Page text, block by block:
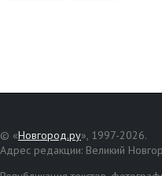
© «Новгород.ру», 1997-2026.
Адрес редакции: Великий